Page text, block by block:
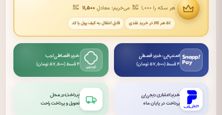
هر سکه را ۱٬۰۰۰ می‌خریم؛ معادلِ۱۱٬۵۰۰
۵٪ هر کالا در خریدِ نقدی قابلِ انتقال به کیف پول یا کد
اسنپ‌پی: خرید قسطی
۴ قسط (۵۷٬۵۰۰ تومان)
خرید اقساطی ترب
۴ قسط (۵۷٬۵۰۰ تومان)
خرید اعتباری دیجی‌پی
پرداخت در پایان ماه
پرداخت در محل
تحویل و پرداخت راحت